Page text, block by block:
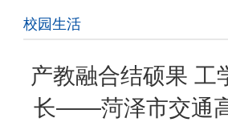
校园生活
产教融合结硕果 工
长——菏泽市交通